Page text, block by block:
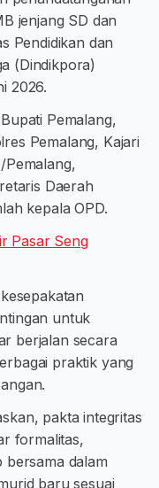
jenjang SD dan
Pendidikan dan
(Dindikpora)
2026.
Pemalang,
Pemalang, Kajari
Pemalang,
Daerah
kepala OPD.
Pasar Seng
untuk
berjalan secara
praktik yang
pakta integritas
formalitas,
bersama dalam
baru sesuai